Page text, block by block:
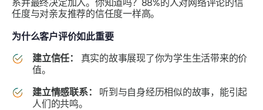
系并最终决定加入。你知道吗？88%的人对网络评论的信
任度与对亲友推荐的信任度一样高。
为什么客户评价如此重要
建立信任：
真实的故事展现了你为学生生活带来的价
值。
建立情感联系：
听到与自身经历相似的故事，能引起
人们的共鸣。